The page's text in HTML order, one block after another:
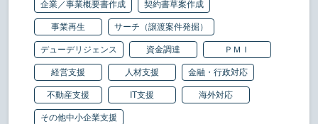
企業／事業概要書作成 契約書草案作成
事業再生 サーチ（譲渡案件発掘）
デューデリジェンス 資金調達 ＰＭＩ
経営支援 人材支援 金融・行政対応
不動産支援 IT支援 海外対応
その他中小企業支援